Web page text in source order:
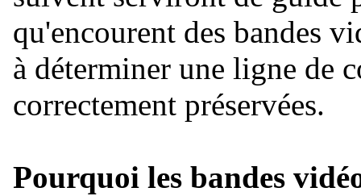
qu'encourent des bandes
à déterminer une ligne de
correctement préservées.
Pourquoi les bandes